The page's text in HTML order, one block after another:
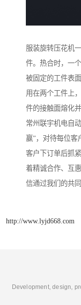
服装旋转压花机
件。热合时，一
被固定的工件表
用在两个工件上
件的接触面熔化
常州联宇机电自
赢”，对待每位客
客户下订单后抓
着精诚合作、互
信通过我们的共
http://www.lyjd668.com
Development, design,